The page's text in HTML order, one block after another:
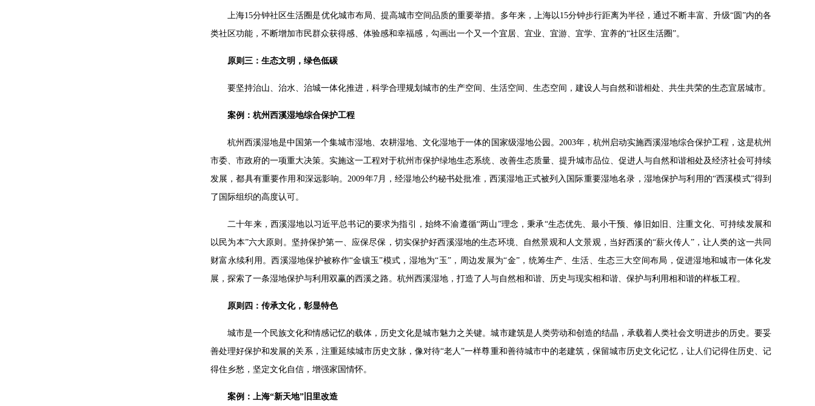
上海15分钟社区生活圈是优化城市布局、提高城市空间品质的重要举措。多年来，上海以15分钟步行距离为半径，通过不断丰富、升级“圆”内的各
类社区功能，不断增加市民群众获得感、体验感和幸福感，勾画出一个又一个宜居、宜业、宜游、宜学、宜养的“社区生活圈”。
原则三：生态文明，绿色低碳
要坚持治山、治水、治城一体化推进，科学合理规划城市的生产空间、生活空间、生态空间，建设人与自然和谐相处、共生共荣的生态宜居城市。
案例：杭州西溪湿地综合保护工程
杭州西溪湿地是中国第一个集城市湿地、农耕湿地、文化湿地于一体的国家级湿地公园。2003年，杭州启动实施西溪湿地综合保护工程，这是杭州
市委、市政府的一项重大决策。实施这一工程对于杭州市保护绿地生态系统、改善生态质量、提升城市品位、促进人与自然和谐相处及经济社会可持续
发展，都具有重要作用和深远影响。2009年7月，经湿地公约秘书处批准，西溪湿地正式被列入国际重要湿地名录，湿地保护与利用的“西溪模式”得到
了国际组织的高度认可。
二十年来，西溪湿地以习近平总书记的要求为指引，始终不渝遵循“两山”理念，秉承“生态优先、最小干预、修旧如旧、注重文化、可持续发展和
以民为本”六大原则。坚持保护第一、应保尽保，切实保护好西溪湿地的生态环境、自然景观和人文景观，当好西溪的“薪火传人”，让人类的这一共同
财富永续利用。西溪湿地保护被称作“金镶玉”模式，湿地为“玉”，周边发展为“金”，统筹生产、生活、生态三大空间布局，促进湿地和城市一体化发
展，探索了一条湿地保护与利用双赢的西溪之路。杭州西溪湿地，打造了人与自然相和谐、历史与现实相和谐、保护与利用相和谐的样板工程。
原则四：传承文化，彰显特色
城市是一个民族文化和情感记忆的载体，历史文化是城市魅力之关键。城市建筑是人类劳动和创造的结晶，承载着人类社会文明进步的历史。要妥
善处理好保护和发展的关系，注重延续城市历史文脉，像对待“老人”一样尊重和善待城市中的老建筑，保留城市历史文化记忆，让人们记得住历史、记
得住乡愁，坚定文化自信，增强家国情怀。
案例：上海“新天地”旧里改造